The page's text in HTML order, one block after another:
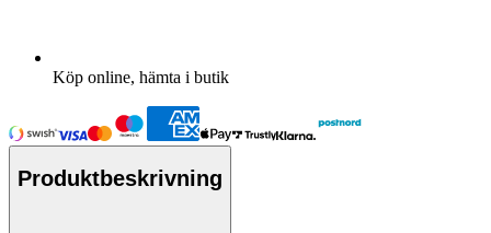
Köp online, hämta i butik
Produktbeskrivning